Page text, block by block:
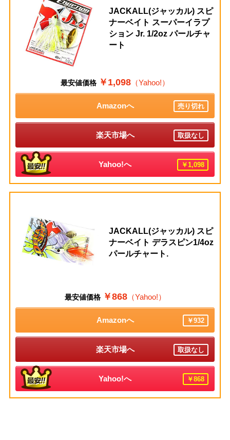
JACKALL(ジャッカル) スピ
ナーベイト スーパーイラプ
ション Jr. 1/2oz パールチャ
ート
最安値価格 ￥1,098 （Yahoo!）
Amazonへ 売り切れ
楽天市場へ 取扱なし
Yahoo!へ ￥1,098
JACKALL(ジャッカル) スピ
ナーベイト デラスピン1/4oz
パールチャート.
最安値価格 ￥868（Yahoo!）
Amazonへ ￥932
楽天市場へ 取扱なし
Yahoo!へ ￥868